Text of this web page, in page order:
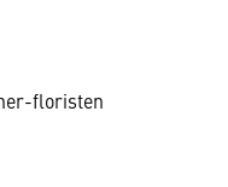
floristen